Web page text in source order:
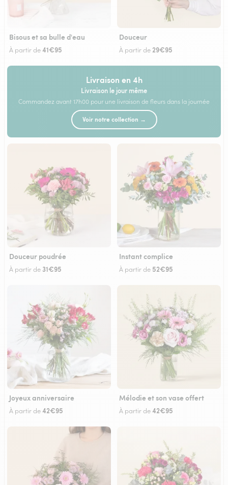
Bisous et sa bulle d'eau
À partir de41€95
Douceur
À partir de 29€95
Livraison en 4h
Livraison le jour même
Commandez avant 17h00 pour une livraison de fleurs dans la journée
Voir notre collection →
Douceur poudrée
À partir de 31€95
Instant complice
À partir de 52€95
Joyeux anniversaire
À partir de42€95
Mélodie et son vase offert
À partir de42€95